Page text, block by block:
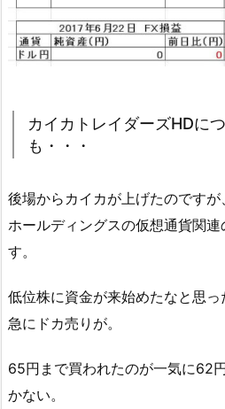
カイカトレイダーズHDに
も・・・
後場からカイカが上げたのです
ホールディングスの仮想通貨関
す。
低位株に資金が来始めたなと思
急にドカ売りが。
65円まで買われたのが一気に62
かない。